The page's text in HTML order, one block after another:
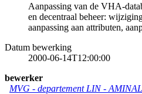
Aanpassing van de VHA-
en decentraal beheer:
aanpassing aan attributen,
Datum bewerking
2000-06-14T12:00:00
bewerker
MVG - departement LIN -